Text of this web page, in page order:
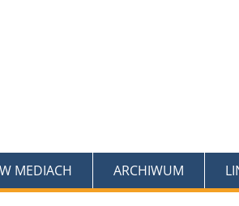
MEDIACH ARCHIWUM